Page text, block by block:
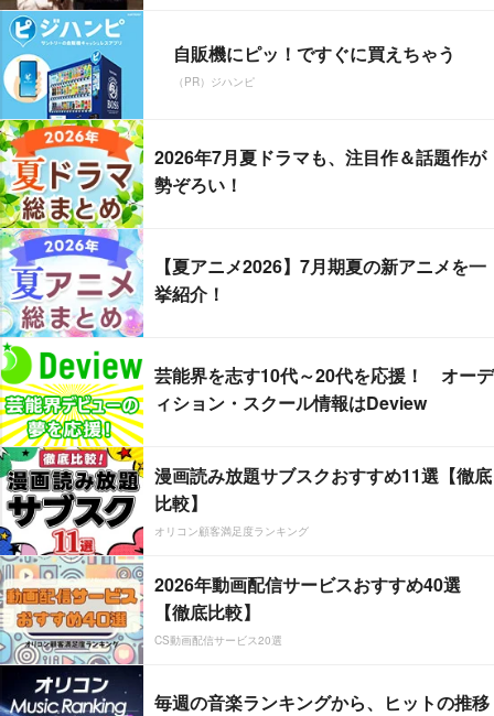
自販機にピッ！ですぐに買えちゃう
（PR）ジハンピ
2026年7月夏ドラマも、注目作＆話題作が
勢ぞろい！
【夏アニメ2026】7月期夏の新アニメを一
挙紹介！
芸能界を志す10代～20代を応援！ オーデ
ィション・スクール情報はDeview
漫画読み放題サブスクおすすめ11選【徹底
比較】
オリコン顧客満足度ランキング
2026年動画配信サービスおすすめ40選
【徹底比較】
CS動画配信サービス20選
毎週の音楽ランキングから、ヒットの推移